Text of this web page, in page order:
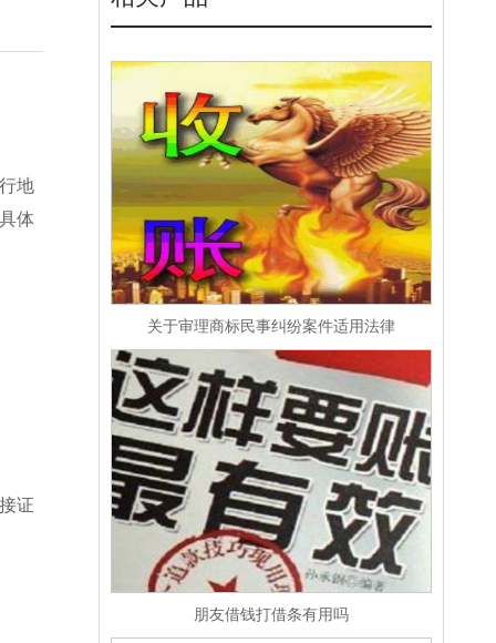
地
体
证
关于审理商标民事纠纷案件适用法律
朋友借钱打借条有用吗